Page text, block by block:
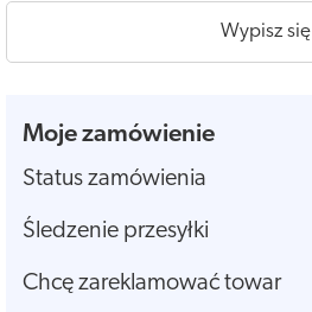
Wypisz się
Moje zamówienie
Status zamówienia
Śledzenie przesyłki
Chcę zareklamować towar